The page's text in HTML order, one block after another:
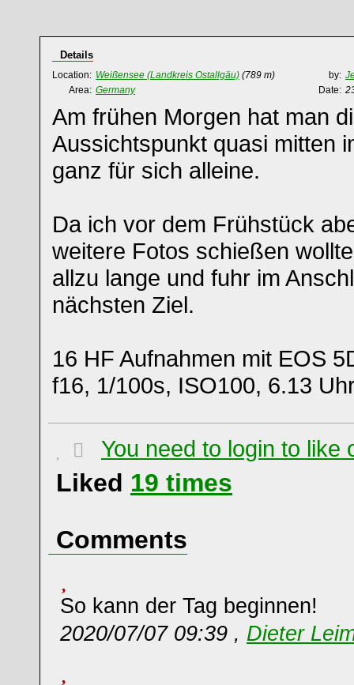
Details
Location: Weißensee (Landkreis Ostallgäu) (789 m) by:
Area: Germany Date:
Am frühen Morgen hat man
Aussichtspunkt quasi mitten
ganz für sich alleine.
Da ich vor dem Frühstück
weitere Fotos schießen
allzu lange und fuhr im
nächsten Ziel.
16 HF Aufnahmen mit EOS
f16, 1/100s, ISO100, 6.13
You need to login to like
Liked 19 times
Comments
So kann der Tag beginnen!
2020/07/07 09:39 , Dieter